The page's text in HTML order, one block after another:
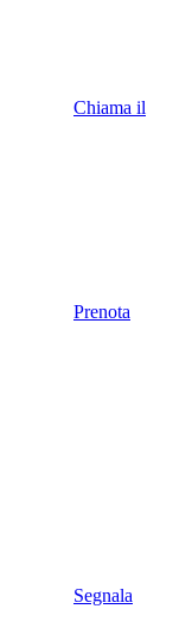
Chiama il
Prenota
Segnala